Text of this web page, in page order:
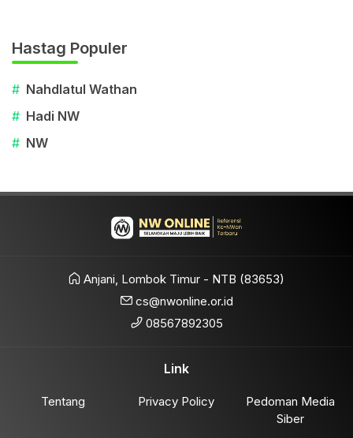
Hastag Populer
# Nahdlatul Wathan
# Hadi NW
# NW
Anjani, Lombok Timur - NTB (83653)
cs@nwonline.or.id
08567892305
Link
Tentang Privacy Policy
Pedoman Media
Siber